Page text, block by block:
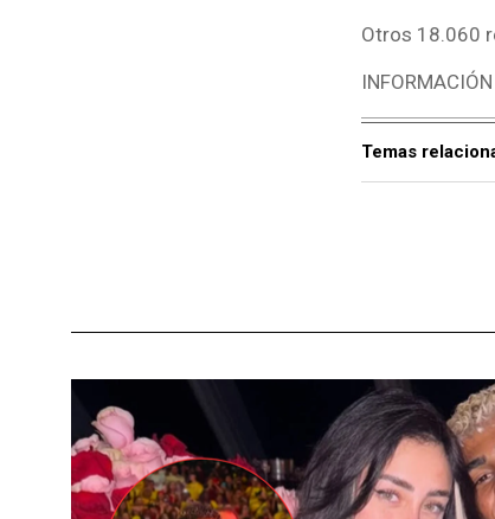
Otros 18.060
Temas